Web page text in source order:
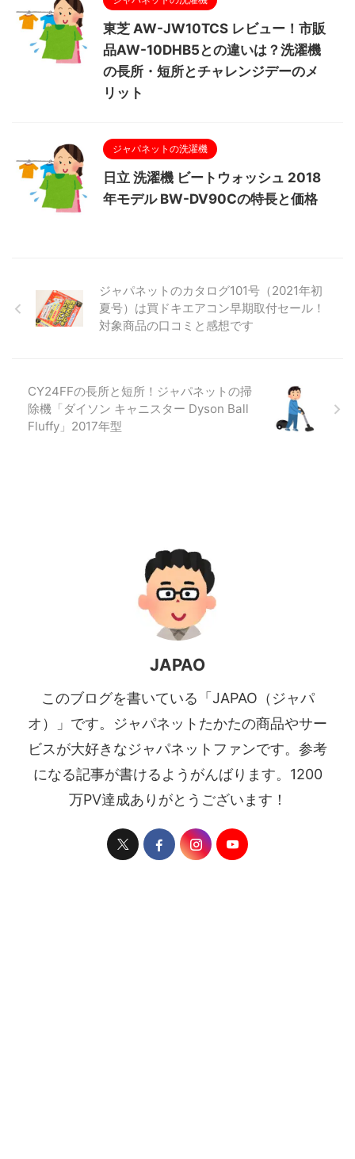
東芝 AW-JW10TCS レビュー！市販
品AW-10DHB5との違いは？洗濯機
の長所・短所とチャレンジデーのメ
リット
ジャパネットの洗濯機
日立 洗濯機 ビートウォッシュ 2018
年モデル BW-DV90Cの特長と価格
ジャパネットのカタログ101号（2021年初
夏号）は買ドキエアコン早期取付セール！
対象商品の口コミと感想です
CY24FFの長所と短所！ジャパネットの掃
除機「ダイソン キャニスター Dyson Ball
Fluffy」2017年型
JAPAO
このブログを書いている「JAPAO（ジャパ
オ）」です。ジャパネットたかたの商品やサー
ビスが大好きなジャパネットファンです。参考
になる記事が書けるようがんばります。1200
万PV達成ありがとうございます！